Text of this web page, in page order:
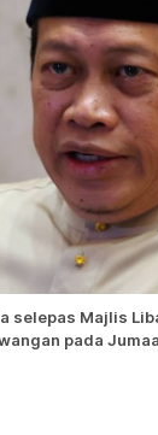
selepas Majlis
pada